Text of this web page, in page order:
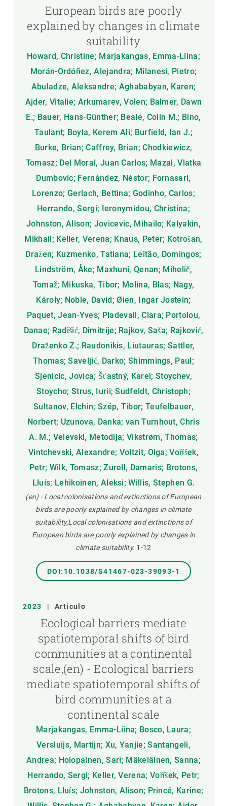
European birds are poorly
explained by changes in climate
suitability
Howard, Christine; Marjakangas, Emma-Liina;
Morán-Ordóñez, Alejandra; Milanesi, Pietro;
Abuladze, Aleksandre; Aghababyan, Karen;
Ajder, Vitalie; Arkumarev, Volen; Balmer, Dawn
E.; Bauer, Hans-Günther; Beale, Colin M.; Bino,
Taulant; Boyla, Kerem Ali; Burfield, Ian J.;
Burke, Brian; Caffrey, Brian; Chodkiewicz,
Tomasz; Del Moral, Juan Carlos; Mazal, Vlatka
Dumbovic; Fernández, Néstor; Fornasari,
Lorenzo; Gerlach, Bettina; Godinho, Carlos;
Herrando, Sergi; Ieronymidou, Christina;
Johnston, Alison; Jovicevic, Mihailo; Kalyakin,
Mikhail; Keller, Verena; Knaus, Peter; Kotrošan,
Dražen; Kuzmenko, Tatiana; Leitão, Domingos;
Lindström, Åke; Maxhuni, Qenan; Mihelič,
Tomaž; Mikuska, Tibor; Molina, Blas; Nagy,
Károly; Noble, David; Øien, Ingar Jostein;
Paquet, Jean-Yves; Pladevall, Clara; Portolou,
Danae; Radišić, Dimitrije; Rajkov, Saša; Rajković,
Draženko Z.; Raudonikis, Liutauras; Sattler,
Thomas; Saveljić, Darko; Shimmings, Paul;
Sjenicic, Jovica; Šťastný, Karel; Stoychev,
Stoycho; Strus, Iurii; Sudfeldt, Christoph;
Sultanov, Elchin; Szép, Tibor; Teufelbauer,
Norbert; Uzunova, Danka; van Turnhout, Chris
A. M.; Velevski, Metodija; Vikstrøm, Thomas;
Vintchevski, Alexandre; Voltzit, Olga; Voříšek,
Petr; Wilk, Tomasz; Zurell, Damaris; Brotons,
Lluís; Lehikoinen, Aleksi; Willis, Stephen G.
(en) - Local colonisations and extinctions of European
birds are poorly explained by changes in climate
suitability,Local colonisations and extinctions of
European birds are poorly explained by changes in
climate suitability. 1-12
DOI:10.1038/S41467-023-39093-1
2023 | Artículo
Ecological barriers mediate
spatiotemporal shifts of bird
communities at a continental
scale,(en) - Ecological barriers
mediate spatiotemporal shifts of
bird communities at a
continental scale
Marjakangas, Emma-Liina; Bosco, Laura;
Versluijs, Martijn; Xu, Yanjie; Santangeli,
Andrea; Holopainen, Sari; Mäkeläinen, Sanna;
Herrando, Sergi; Keller, Verena; Voříšek, Petr;
Brotons, Lluís; Johnston, Alison; Princé, Karine;